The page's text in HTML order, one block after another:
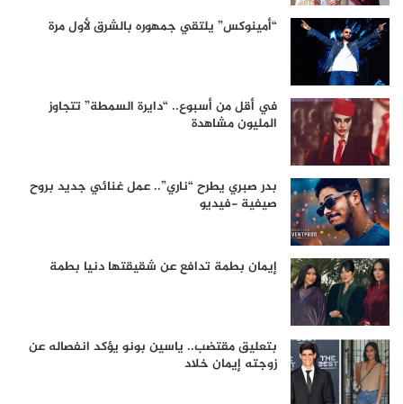
“أمينوكس” يلتقي جمهوره بالشرق لأول مرة
في أقل من أسبوع.. “دايرة السمطة” تتجاوز
المليون مشاهدة
بدر صبري يطرح “ناري”.. عمل غنائي جديد بروح
صيفية -فيديو
إيمان بطمة تدافع عن شقيقتها دنيا بطمة
بتعليق مقتضب.. ياسين بونو يؤكد انفصاله عن
زوجته إيمان خلاد